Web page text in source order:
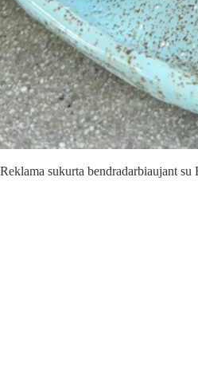
Reklama sukurta bendradarbiaujant su